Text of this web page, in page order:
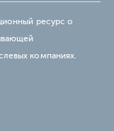
ресурс о
компаниях.